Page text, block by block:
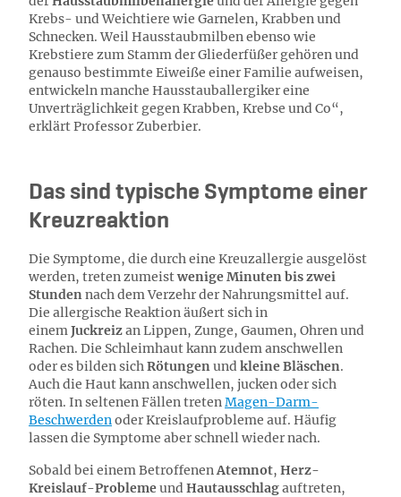
Krebs- und Weichtiere wie Garnelen, Krabben und
Schnecken. Weil Hausstaubmilben ebenso wie
Krebstiere zum Stamm der Gliederfüßer gehören und
genauso bestimmte Eiweiße einer Familie aufweisen,
entwickeln manche Hausstauballergiker eine
Unverträglichkeit gegen Krabben, Krebse und Co“,
erklärt Professor Zuberbier.
Das sind typische Symptome einer
Kreuzreaktion
Die Symptome, die durch eine Kreuzallergie ausgelöst
werden, treten zumeistwenige Minuten bis zwei
Stundennach dem Verzehr der Nahrungsmittel auf.
Die allergische Reaktion äußert sich in
einemJuckreizan Lippen, Zunge, Gaumen, Ohren und
Rachen. Die Schleimhaut kann zudem anschwellen
oder es bilden sichRötungenund kleine Bläschen.
Auch die Haut kann anschwellen, jucken oder sich
röten. In seltenen Fällen tretenMagen-Darm-
Beschwerdenoder Kreislaufprobleme auf. Häufig
lassen die Symptome aber schnell wieder nach.
Sobald bei einem BetroffenenAtemnot, Herz-
Kreislauf-Problemeund Hautausschlagauftreten,